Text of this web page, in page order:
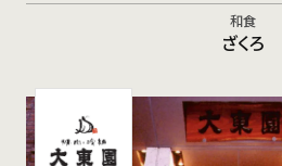
和食
ざくろ